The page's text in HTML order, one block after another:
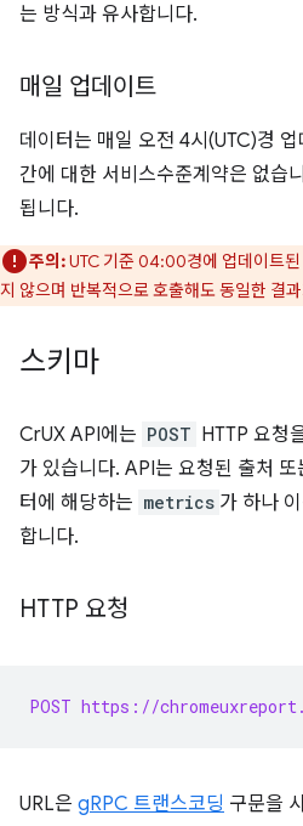
는 방식과 유사합니다.
매일 업데이트
데이터는 매일 오전 4시(UTC)경
간에 대한 서비스수준계약은 없습
됩니다.
주의:UTC 기준 04:00경에 업데이트
지 않으며 반복적으로 호출해도 동일한 결
스키마
CrUX API에는 POST HTTP 요청
가 있습니다. API는 요청된 출처 또
터에 해당하는 metrics 가 하나
합니다.
HTTP 요청
POST https://
URL은 gRPC 트랜스코딩 구문을